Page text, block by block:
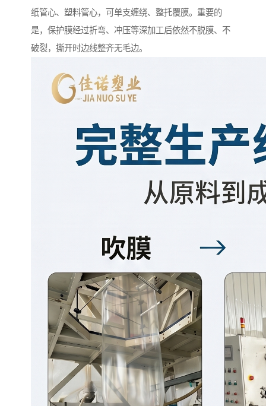
纸管心、塑料管心，可单支缠绕、整托覆膜。重要的
是，保护膜经过折弯、冲压等深加工后依然不脱膜、不
破裂，撕开时边线整齐无毛边。